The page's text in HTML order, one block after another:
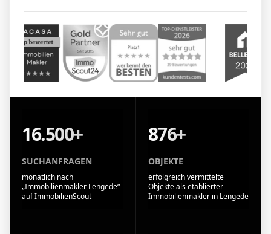
16.500+
SUCHANFRAGEN
monatlich nach
„Immobilienmakler Lengede“
auf ImmobilienScout
876+
OBJEKTE
erfolgreich vermittelte
Objekte als etablierter
Immobilienmakler in Lengede